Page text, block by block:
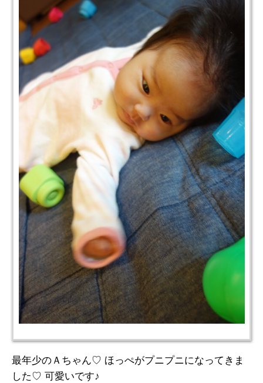
最年少のＡちゃん♡ ほっぺがプニプニになってきま
した♡ 可愛いです♪